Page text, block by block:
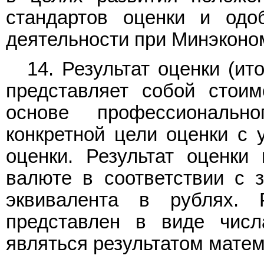
стандартов оценки и
деятельности при
14. Результат оценки
представляет собой
основе
конкретной цели оценки с
оценки. Результат
валюте в соответствии с
эквивалента в рублях.
представлен в виде
являться результатом